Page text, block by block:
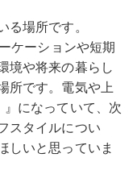
る場所です。
ケーションや短期
境や将来の暮らし
所です。電気や上
になっていて、次
スタイルについ
しいと思っていま